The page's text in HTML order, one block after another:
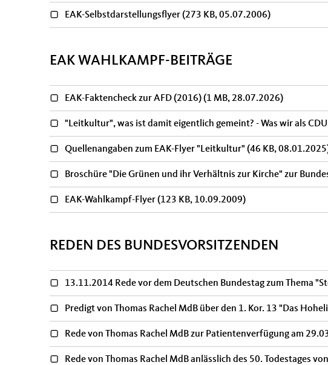
EAK-Selbstdarstellungsflyer(273 KB, 05.07.2006)
EAK WAHLKAMPF-BEITRÄGE
EAK-Faktencheck zur AFD (2016)(1 MB, 28.07.2026)
"Leitkultur", was ist damit eigentlich gemeint? - Was wir als
Quellenangaben zum EAK-Flyer "Leitkultur" (46 KB,
Broschüre "Die Grünen und ihr Verhältnis zur Kirche" zur
EAK-Wahlkampf-Flyer(123 KB, 10.09.2009)
REDEN DES BUNDESVORSITZENDEN
13.11.2014 Rede vor dem Deutschen Bundestag zum Thema
Predigt von Thomas Rachel MdB über den 1. Kor. 13 "Das
Rede von Thomas Rachel MdB zur Patientenverfügung am
Rede von Thomas Rachel MdB anlässlich des 50. Todestages